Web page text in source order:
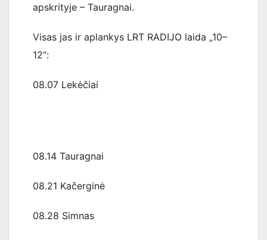
apskrityje – Tauragnai.
Visas jas ir aplankys LRT RADIJO laida „10–
12“:
08.07 Lekėčiai
08.14 Tauragnai
08.21 Kačerginė
08.28 Simnas